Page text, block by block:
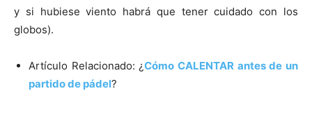
y si hubiese viento habrá que tener cuidado con los
globos).
Artículo Relacionado: ¿Cómo CALENTAR antes de un
partido de pádel?